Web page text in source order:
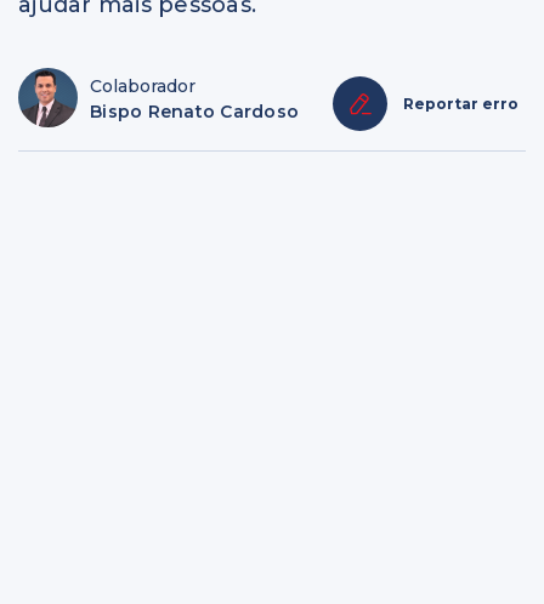
Colaborador
Bispo Renato Cardoso
Reportar erro